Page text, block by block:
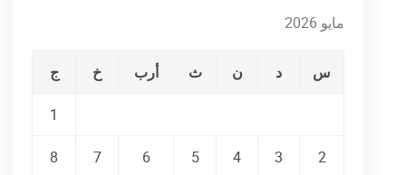
مايو 2026
س د ن ث أرب خ ج
1
2
3
4
5
6
7
8